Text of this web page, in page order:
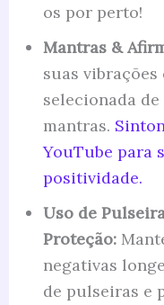
os por perto!
Mantras &
suas
selecionada
mantras.
YouTube para
positividade.
Uso de
Proteção:
negativas
de pulseiras e